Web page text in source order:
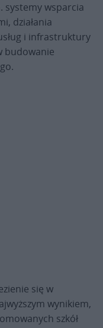
systemy wsparcia
działania
i infrastruktury
budowanie
się w
wynikiem,
szkół